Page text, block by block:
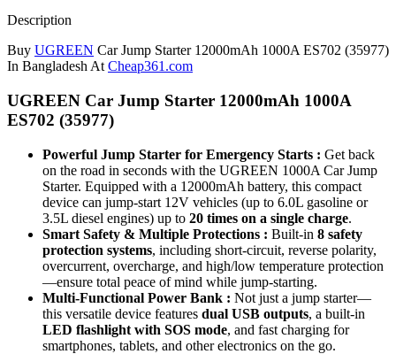
Description
Buy UGREEN Car Jump Starter 12000mAh 1000A ES702 (35977)
In Bangladesh AtCheap361.com
UGREEN Car Jump Starter 12000mAh 1000A
ES702 (35977)
Powerful Jump Starter for Emergency Starts : Get back
on the road in seconds with the UGREEN 1000A Car Jump
Starter. Equipped with a 12000mAh battery, this compact
device can jump-start 12V vehicles (up to 6.0L gasoline or
3.5L diesel engines) up to 20 times on a single charge.
Smart Safety & Multiple Protections : Built-in 8 safety
protection systems, including short-circuit, reverse polarity,
overcurrent, overcharge, and high/low temperature protection
—ensure total peace of mind while jump-starting.
Multi-Functional Power Bank : Not just a jump starter—
this versatile device features dual USB outputs, a built-in
LED flashlight with SOS mode, and fast charging for
smartphones, tablets, and other electronics on the go.